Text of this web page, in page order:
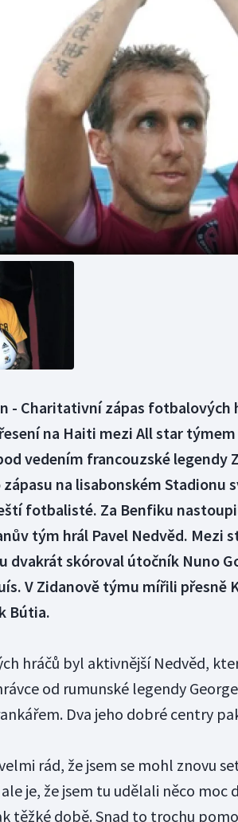
Dostihy
Florbal
Futsal
Gymnastika
- Charitativní zápas fotbalových
na Haiti mezi All star
vedením francouzské legendy
zápasu na lisabonském Stadionu
fotbalisté. Za Benfiku
tým hrál Pavel Nedvěd. Mezi
dvakrát skóroval útočník Nuno
V Zidanově týmu mířili přesně
Bútia.
hráčů byl aktivnější Nedvěd,
od rumunské legendy
Dva jeho dobré centry
rád, že jsem se mohl znovu
je, že jsem tu udělali něco moc
těžké době. Snad to trochu